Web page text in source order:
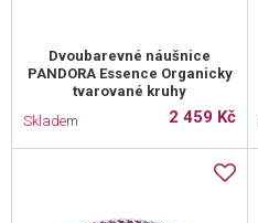
Dvoubarevné náušnice
PANDORA Essence Organicky
tvarované kruhy
Skladem
2 459 Kč